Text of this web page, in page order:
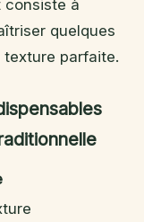
consiste à
quelques
parfaite.